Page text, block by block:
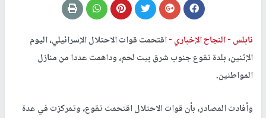
نابلس -النجاح الإخباري -اقتحمت قوات الاحتلال الإسرائيلي، اليوم
الإثنين، بلدة تقوع جنوب شرق بيت لحم، وداهمت عددا من منازل
المواطنين.
وأفادت المصادر، بأن قوات الاحتلال اقتحمت تقوع، وتمركزت في عدة